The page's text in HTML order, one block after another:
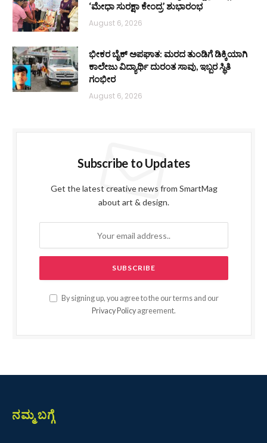
‘ಮೇಧಾ ಸುರಕ್ಷಾ ಕೇಂದ್ರ’ ಶುಭಾರಂಭ
August 6, 2026
ಭೀಕರ ಬೈಕ್ ಅಪಘಾತ: ಮರದ ತುಂಡಿಗೆ ಡಿಕ್ಕಿಯಾಗಿ
ಕಾಲೇಜು ವಿದ್ಯಾರ್ಥಿ ದುರಂತ ಸಾವು, ಇಬ್ಬರ ಸ್ಥಿತಿ
ಗಂಭೀರ
August 6, 2026
Subscribe to Updates
Get the latest creative news from SmartMag
about art & design.
By signing up, you agree to the our terms and our
Privacy Policy agreement.
ನಮ್ಮ ಬಗ್ಗೆ